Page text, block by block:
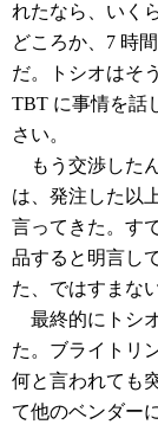
れたなら、いく
どころか、7 時
だ。トシオはそ
TBT に事情を話
さい。
もう交渉した
は、発注した以
言ってきた。す
品すると明言し
た、ではすまな
最終的にトシ
た。ブライトリ
何と言われても
て他のベンダー